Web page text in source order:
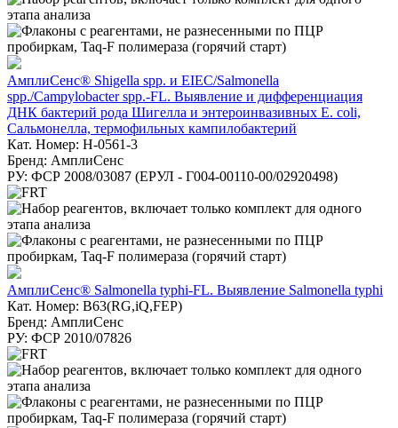
АмплиСенс® Shigella spp. и EIEC/Salmonella
spp./Campylobacter spp.-FL. Выявление и дифференциация
ДНК бактерий рода Шигелла и энтероинвазивных E. coli,
Сальмонелла, термофильных кампилобактерий
Кат. Номер: H-0561-3
Бренд: АмплиСенс
РУ: ФСР 2008/03087 (ЕРУЛ - Г004-00110-00/02920498)
АмплиСенс® Salmonella typhi-FL. Выявление Salmonella typhi
Кат. Номер: B63(RG,iQ,FEP)
Бренд: АмплиСенс
РУ: ФСР 2010/07826